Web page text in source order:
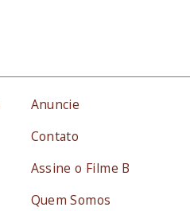
Anuncie
Contato
Assine o Filme B
Quem Somos